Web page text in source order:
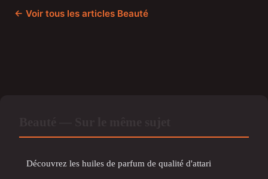
← Voir tous les articles Beauté
Découvrez les huiles de parfum de qualité d'attari